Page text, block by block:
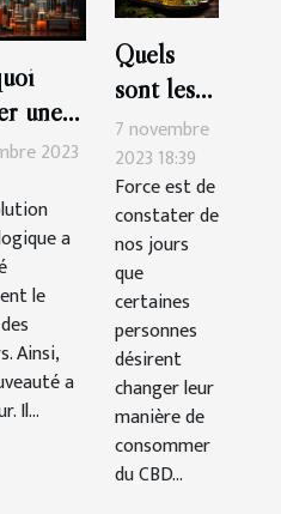
une
?
2023
a
le
Ainsi,
a
Il...
Quels
sont les
bienfaits
du thé au
CBD ?
7 novembre
2023 18:39
Force est de
constater de
nos jours
que
certaines
personnes
désirent
changer leur
manière de
consommer
du CBD...